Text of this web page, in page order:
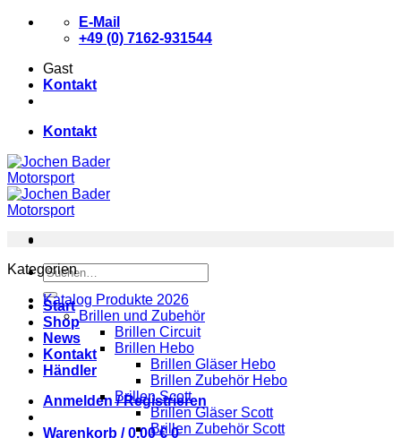
Zum
E-Mail
+49 (0) 7162-931544
Gast
Kontakt
Kontakt
Suchen
nach:
Start
Shop
News
Kontakt
Händler
Anmelden / Registrieren
Warenkorb /0,00€ 0
Kategorien
Katalog Produkte 2026
Brillen und Zubehör
Brillen Circuit
Brillen Hebo
Brillen Gläser Hebo
Brillen Zubehör Hebo
Brillen Scott
Brillen Gläser Scott
Brillen Zubehör Scott